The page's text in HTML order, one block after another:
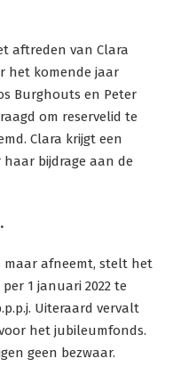
aftreden van Clara
het komende jaar
Burghouts en Peter
om reservelid te
Clara krijgt een
bijdrage aan de
afneemt, stelt het
1 januari 2022 te
Uiteraard vervalt
het jubileumfonds.
geen bezwaar.